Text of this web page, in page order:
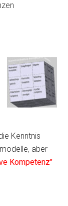
Kenntnis
aber
Kompetenz"